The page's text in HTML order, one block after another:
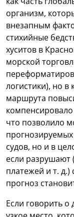
организм,
внезапным
стихийные
хуситов в
морской
логистики), но
маршрута
что позволило
судов, но и в
если
платежей и т. д.)
прогноз
Если говорить о